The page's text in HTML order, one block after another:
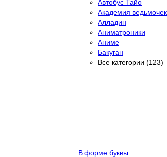
Автобус Тайо
Академия ведьмочек
Алладин
Аниматроники
Аниме
Бакуган
Все категории (123)
В форме буквы